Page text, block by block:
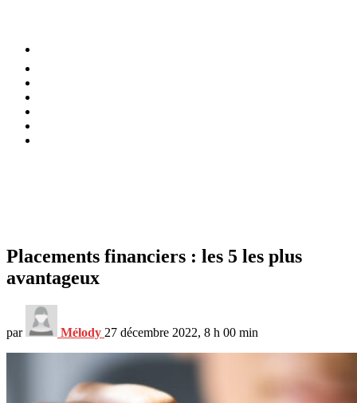
Placements financiers : les 5 les plus
avantageux
par Mélody 27 décembre 2022, 8 h 00 min